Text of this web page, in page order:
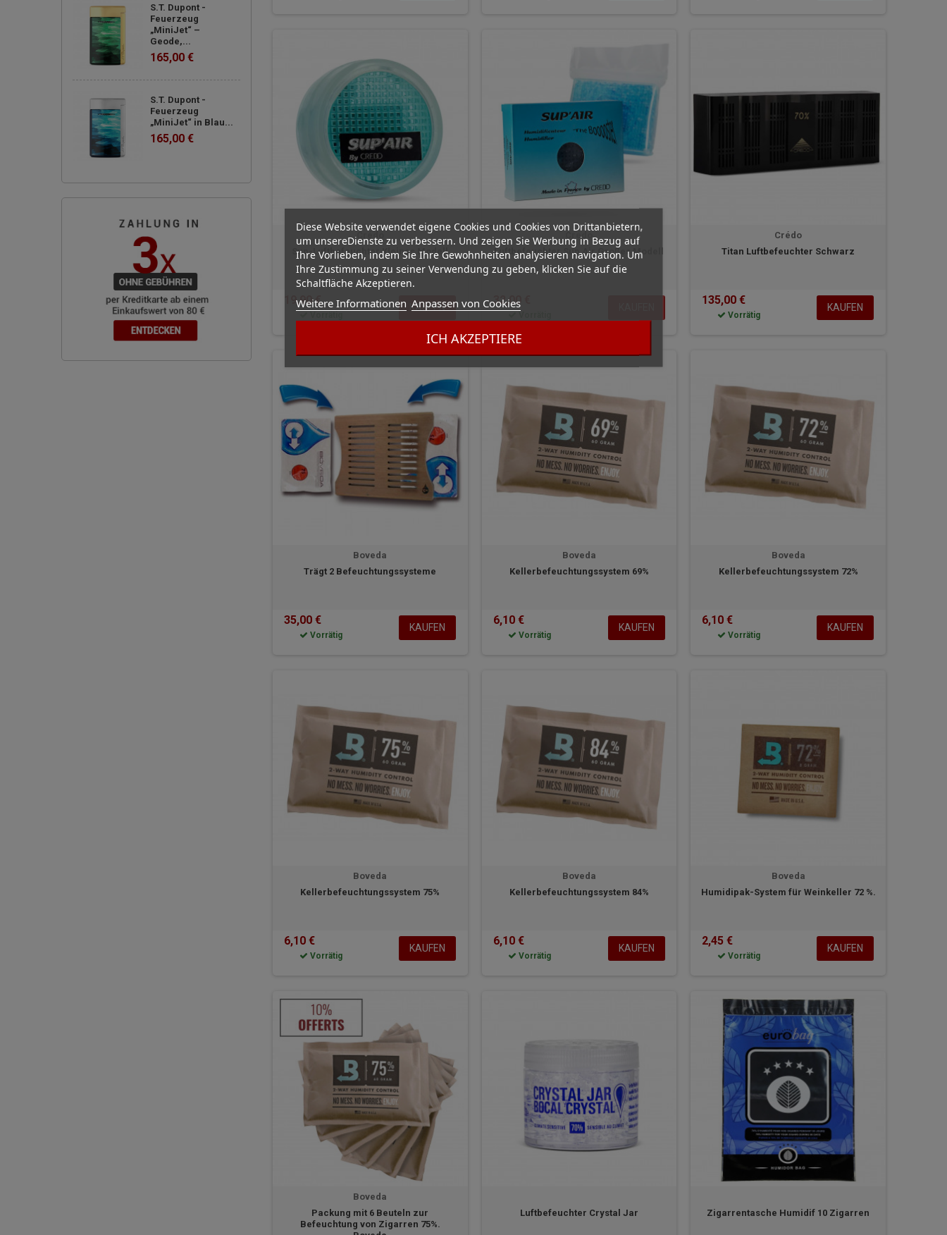
Diese Website verwendet eigene Cookies und Cookies von Drittanbietern,
um unsereDienste zu verbessern. Und zeigen Sie Werbung in Bezug auf
Ihre Vorlieben, indem Sie Ihre Gewohnheiten analysieren navigation. Um
Ihre Zustimmung zu seiner Verwendung zu geben, klicken Sie auf die
Schaltfläche Akzeptieren.
Weitere Informationen Anpassen von Cookies
ICH AKZEPTIERE
S.T. Dupont -
Feuerzeug
„MiniJet“ –
Geode,...
165,00 €
S.T. Dupont -
Feuerzeug
„MiniJet“ in Blau...
165,00 €
Crédo
Sup-Luftbefeuchter Kleines Modell
19,90 €
KAUFEN
Crédo
Luftbefeuchter Sup Air Großes Modell
32,00 €
Crédo
Titan Luftbefeuchter Schwarz
135,00 €
Vorrätig
KAUFEN
Boveda
Trägt 2 Befeuchtungssysteme
35,00 €
Vorrätig
KAUFEN
Boveda
Kellerbefeuchtungssystem 69%
6,10 €
Vorrätig
KAUFEN
Boveda
Kellerbefeuchtungssystem 72%
6,10 €
Vorrätig
KAUFEN
Boveda
Kellerbefeuchtungssystem 75%
6,10 €
Vorrätig
KAUFEN
Boveda
Kellerbefeuchtungssystem 84%
6,10 €
Vorrätig
KAUFEN
Boveda
Humidipak-System für Weinkeller 72 %.
2,45 €
Vorrätig
KAUFEN
Boveda
Packung mit 6 Beuteln zur
Befeuchtung von Zigarren 75%.
Luftbefeuchter Crystal Jar Zigarrentasche Humidif 10 Zigarren